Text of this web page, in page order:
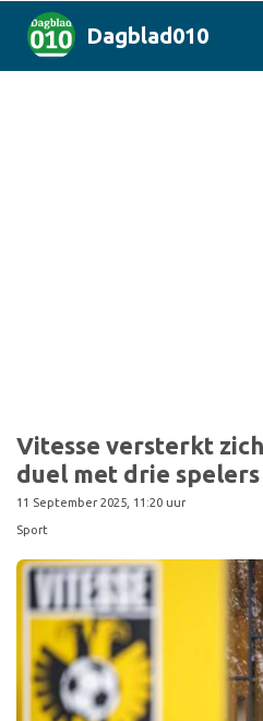
Dagblad010
Vitesse versterkt
duel met drie spelers
11 September 2025, 11:20 uur
Sport